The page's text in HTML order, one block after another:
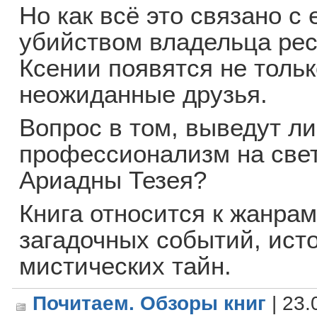
Но как всё это связано
убийством владельца
Ксении появятся не
неожиданные друзья.
Вопрос в том, выведут
профессионализм на
Ариадны Тезея?
Книга относится к
загадочных событий,
мистических тайн.
Почитаем. Обзоры книг |